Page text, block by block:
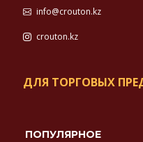
info@crouton.kz
crouton.kz
ДЛЯ ТОРГОВЫХ
ПОПУЛЯРНОЕ